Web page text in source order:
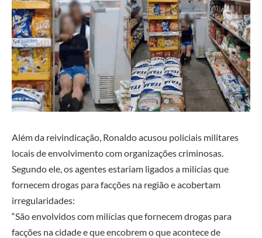
Além da reivindicação, Ronaldo acusou policiais militares
locais de envolvimento com organizações criminosas.
Segundo ele, os agentes estariam ligados a milícias que
fornecem drogas para facções na região e acobertam
irregularidades:
“São envolvidos com milícias que fornecem drogas para
facções na cidade e que encobrem o que acontece de